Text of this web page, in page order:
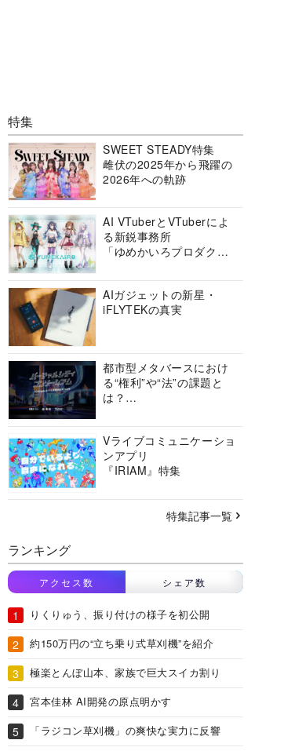
特集
SWEET STEADY特集
雌伏の2025年から飛躍の
2026年への軌跡
AI VTuberとVTuberによ
る新鋭事務所
「ゆめかいろプロダクシ
AIガジェットの新星・
iFLYTEKの真実
都市型メタバースにおけ
る“権利”や“法”の課題と
は？
ーシアムの挑戦に迫る
Vライブコミュニケーショ
ンアプリ
『IRIAM』特集
特集記事一覧
ランキング
アクセス数 シェア数
りくりゅう、振り付けの様子を初公開
約150万円の“立ち乗り式草刈機”を紹介
極楽とんぼ山本、家族で巨大スイカ割り
宮本佳林 AI開発の原点明かす
「ラジコン草刈機」の爽快な実力に反響